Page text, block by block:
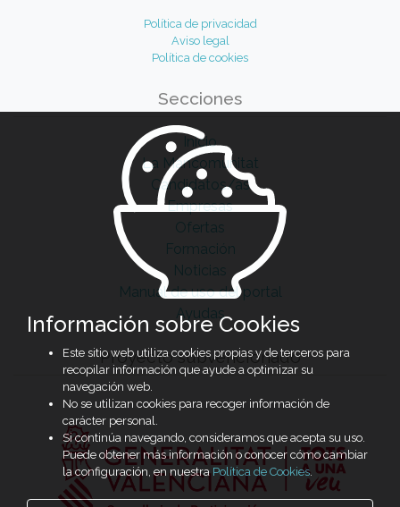
Política de privacidad
Aviso legal
Política de cookies
Secciones
Inicio
La Mancomunitat
Candidatos/as
Empresas
Ofertas
Formación
Noticias
Manual de uso del portal
Ayudas
Proyecto subvencionado
Información sobre Cookies
Este sitio web utiliza cookies propias y de terceros para
recopilar información que ayude a optimizar su
navegación web.
No se utilizan cookies para recoger información de
carácter personal.
Si continúa navegando, consideramos que acepta su uso.
Puede obtener más información o conocer cómo cambiar
la configuración, en nuestra Política de Cookies.